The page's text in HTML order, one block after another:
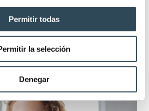
Permitir todas
la selección
Denegar
para saber cuáles son las
con el objetivo de
el examen. El ranking de preguntas
siguiente ranking de temas…